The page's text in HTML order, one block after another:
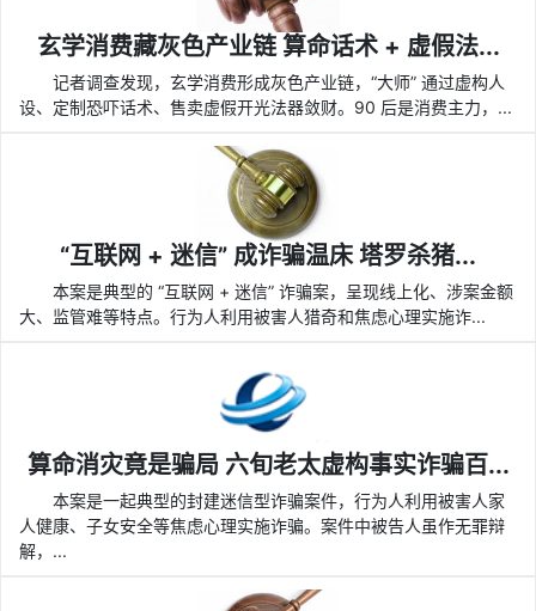
玄学消费藏灰色产业链 算命话术 + 虚假法...
记者调查发现，玄学消费形成灰色产业链，“大师” 通过虚构人
设、定制恐吓话术、售卖虚假开光法器敛财。90 后是消费主力，...
“互联网 + 迷信” 成诈骗温床 塔罗杀猪...
本案是典型的 “互联网 + 迷信” 诈骗案，呈现线上化、涉案金额
大、监管难等特点。行为人利用被害人猎奇和焦虑心理实施诈...
算命消灾竟是骗局 六旬老太虚构事实诈骗百...
本案是一起典型的封建迷信型诈骗案件，行为人利用被害人家
人健康、子女安全等焦虑心理实施诈骗。案件中被告人虽作无罪辩
解，...